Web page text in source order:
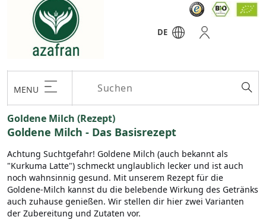
DE
MENU
Goldene Milch (Rezept)
Goldene Milch - Das Basisrezept
Achtung Suchtgefahr! Goldene Milch (auch bekannt als
"Kurkuma Latte") schmeckt unglaublich lecker und ist auch
noch wahnsinnig gesund. Mit unserem Rezept für die
Goldene-Milch kannst du die belebende Wirkung des Getränks
auch zuhause genießen. Wir stellen dir hier zwei Varianten
der Zubereitung und Zutaten vor.